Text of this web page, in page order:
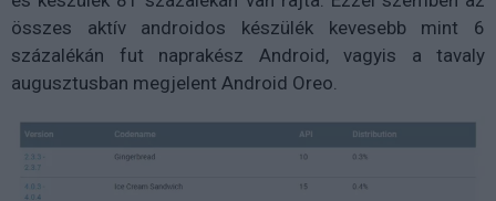
összes aktív androidos készülék kevesebb mint 6
százalékán fut naprakész Android, vagyis a tavaly
augusztusban megjelent Android Oreo.